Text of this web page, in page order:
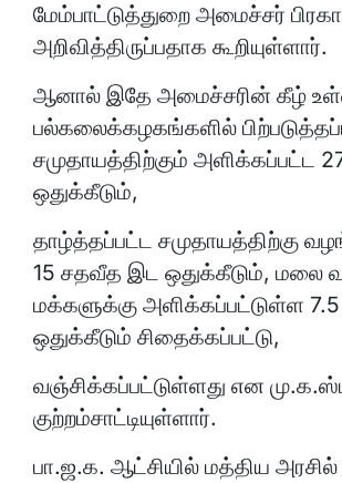
மேம்பாட்டுத்துறை அமைச்சர்
அறிவித்திருப்பதாக கூறியுள்ளார்.
ஆனால் இதே அமைச்சரின் கீழ்
பல்கலைக்கழகங்களில்
சமுதாயத்திற்கும் அளிக்கப்பட்ட
ஒதுக்கீடும்,
தாழ்த்தப்பட்ட சமுதாயத்திற்கு
15 சதவீத இட ஒதுக்கீடும், மலை
மக்களுக்கு அளிக்கப்பட்டுள்ள
ஒதுக்கீடும் சிதைக்கப்பட்டு,
வஞ்சிக்கப்பட்டுள்ளது என
குற்றம்சாட்டியுள்ளார்.
பா.ஜ.க. ஆட்சியில் மத்திய